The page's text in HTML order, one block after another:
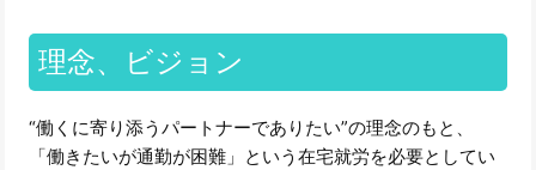
理念、ビジョン
“働くに寄り添うパートナーでありたい”の理念のもと、
「働きたいが通勤が困難」という在宅就労を必要としてい